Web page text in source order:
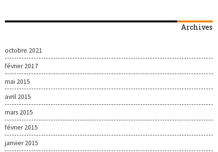
Archives
octobre 2021
février 2017
mai 2015
avril 2015
mars 2015
février 2015
janvier 2015